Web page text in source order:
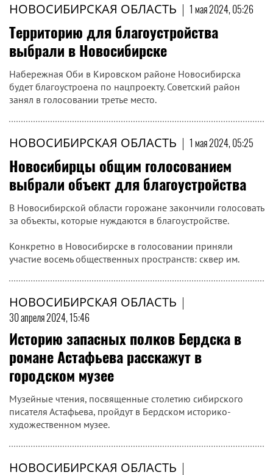
НОВОСИБИРСКАЯ ОБЛАСТЬ | 1 мая 2024, 05:26
Территорию для благоустройства
выбрали в Новосибирске
Набережная Оби в Кировском районе Новосибирска
будет благоустроена по нацпроекту. Советский район
занял в голосовании третье место.
НОВОСИБИРСКАЯ ОБЛАСТЬ | 1 мая 2024, 05:25
Новосибирцы общим голосованием
выбрали объект для благоустройства
В Новосибирской области горожане закончили голосовать
за объекты, которые нуждаются в благоустройстве.
Конкретно в Новосибирске в голосовании приняли
участие восемь общественных пространств: сквер им.
НОВОСИБИРСКАЯ ОБЛАСТЬ |
30 апреля 2024, 15:46
Историю запасных полков Бердска в
романе Астафьева расскажут в
городском музее
Музейные чтения, посвященные столетию сибирского
писателя Астафьева, пройдут в Бердском историко-
художественном музее.
НОВОСИБИРСКАЯ ОБЛАСТЬ |